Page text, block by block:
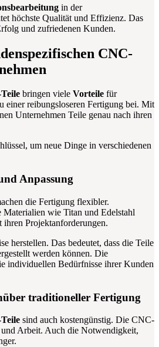
in der
höchste Qualität und Effizienz. Das
und zufriedenen Kunden.
CNC-
bringen viele Vorteile für
einer reibungsloseren Fertigung bei. Mit
Unternehmen Teile genau nach ihren
um neue Dinge in verschiedenen
Anpassung
die Fertigung flexibler.
wie Titan und Edelstahl
Projektanforderungen.
herstellen. Das bedeutet, dass die Teile
werden können. Die
individuellen Bedürfnisse ihrer Kunden
traditioneller Fertigung
sind auch kostengünstig. Die CNC-
Arbeit. Auch die Notwendigkeit,